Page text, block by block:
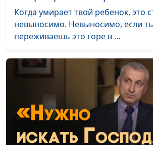
Песня, вдохновлённая
верой
Роман Седов
жизнь
Божье желание
Роман Седов
Случайный разговор
изменил жизнь
Роман Седов
Когда умирает твой ребенок, это
невыносимо. Невыносимо, если
переживаешь это горе в ...